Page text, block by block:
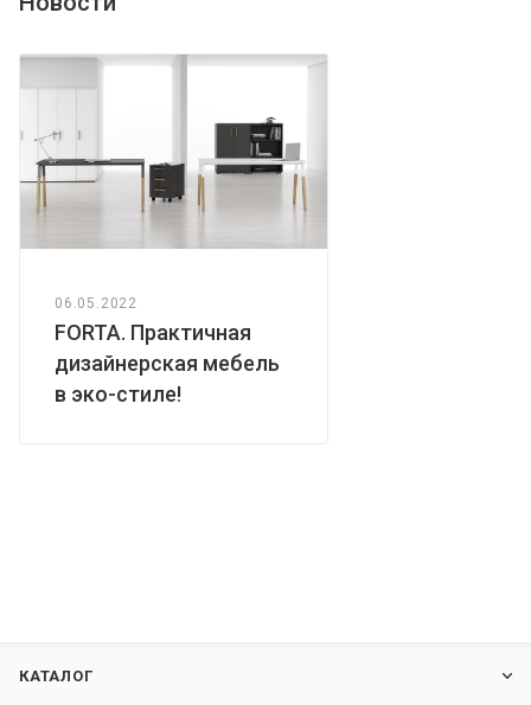
06.05.2022
FORTA. Практичная
дизайнерская мебель
в эко-стиле!
КАТАЛОГ